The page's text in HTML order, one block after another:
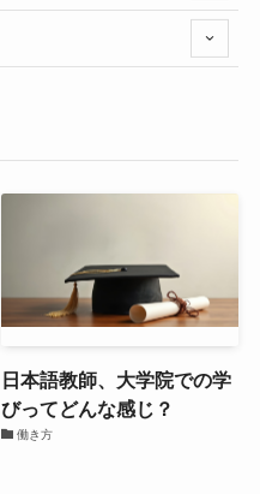
日本語教師、大学院での学
びってどんな感じ？
働き方